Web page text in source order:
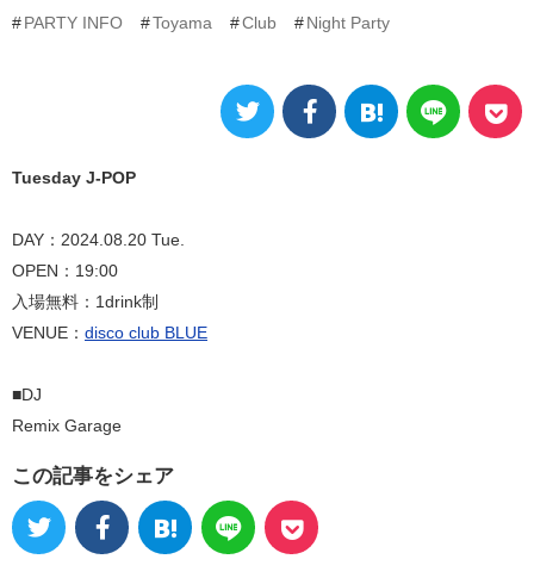
PARTY INFO Toyama Club Night Party
Tuesday J-POP
DAY：2024.08.20 Tue.
OPEN：19:00
入場無料：1drink制
VENUE： disco club BLUE
■DJ
Remix Garage
この記事をシェア